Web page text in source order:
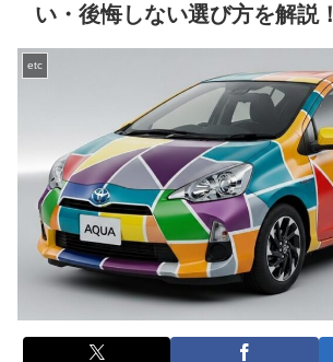
い・後悔しない選び方を解説！
etc